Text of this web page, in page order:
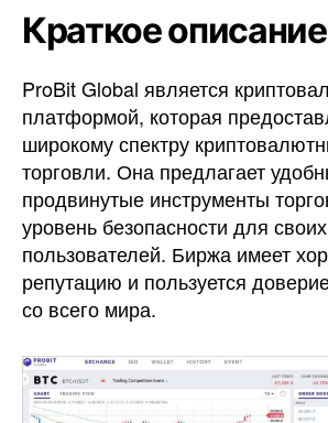
Краткое описание
ProBit Global является
платформой, которая
широкому спектру
торговли. Она предлагает
продвинутые инструменты
уровень безопасности для своих
пользователей. Биржа имеет
репутацию и пользуется
со всего мира.